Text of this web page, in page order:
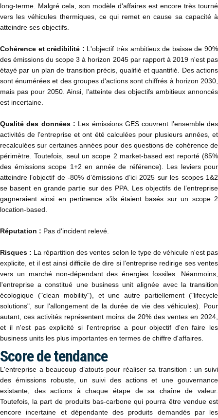
long-terme. Malgré cela, son modèle d'affaires est encore très tourné
vers les véhicules thermiques, ce qui remet en cause sa capacité à
atteindre ses objectifs.
Cohérence et crédibilité : L'objectif très ambitieux de baisse de 90%
des émissions du scope 3 à horizon 2045 par rapport à 2019 n'est pas
étayé par un plan de transition précis, qualifié et quantifié. Des actions
sont énumérées et des groupes d'actions sont chiffrés à horizon 2030,
mais pas pour 2050. Ainsi, l'atteinte des objectifs ambitieux annoncés
est incertaine.​
Qualité des données : Les émissions GES couvrent l’ensemble des
activités de l’entreprise et ont été calculées pour plusieurs années, et
recalculées sur certaines années pour des questions de cohérence de
périmètre. Toutefois, seul un scope 2 market-based est reporté (85%
des émissions scope 1+2 en année de référence). Les leviers pour
atteindre l’objectif de -80% d’émissions d’ici 2025 sur les scopes 1&2
se basent en grande partie sur des PPA. Les objectifs de l’entreprise
gagneraient ainsi en pertinence s’ils étaient basés sur un scope 2
location-based. ​
Réputation : Pas d'incident relevé.​
Risques : La répartition des ventes selon le type de véhicule n'est pas
explicite, et il est ainsi difficile de dire si l'entreprise redirige ses ventes
vers un marché non-dépendant des énergies fossiles. Néanmoins,
l'entreprise a constitué une business unit alignée avec la transition
écologique ("clean mobility"), et une autre partiellement ("lifecycle
solutions", sur l'allongement de la durée de vie des véhicules). Pour
autant, ces activités représentent moins de 20% des ventes en 2024,
et il n'est pas explicité si l'entreprise a pour objectif d'en faire les
business units les plus importantes en termes de chiffre d'affaires.​
Score de tendance
L'entreprise a beaucoup d’atouts pour réaliser sa transition : un suivi
des émissions robuste, un suivi des actions et une gouvernance
existante, des actions à chaque étape de sa chaîne de valeur.​
Toutefois, la part de produits bas-carbone qui pourra être vendue est
encore incertaine et dépendante des produits demandés par les